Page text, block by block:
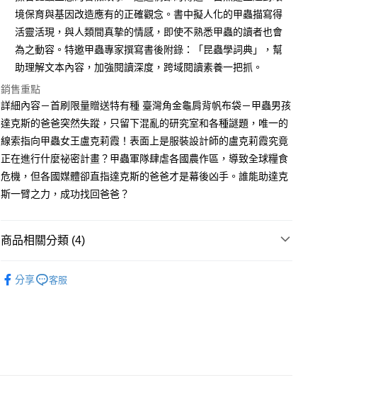
Apple Pay
街口支付
悠遊付
ATM付款
運送方式
全家取貨付款
每筆NT$50，滿NT$499(含以上)免運費
每筆NT$50，滿NT$499(含以上)免運費
每筆NT$60，滿NT$799(含以上)免運費
境保育與基因改造應有的正確觀念。書中擬人化的甲蟲描寫得
活靈活現，與人類間真摯的情感，即使不熟悉甲蟲的讀者也會
為之動容。特邀甲蟲專家撰寫書後附錄：「昆蟲學詞典」，幫
助理解文本內容，加強閱讀深度，跨域閱讀素養一把抓。
銷售重點
詳細內容－首刷限量贈送特有種 臺灣角金龜肩背帆布袋－甲蟲男孩
達克斯的爸爸突然失蹤，只留下混亂的研究室和各種謎題，唯一的
線索指向甲蟲女王盧克莉霞！表面上是服裝設計師的盧克莉霞究竟
正在進行什麼祕密計畫？甲蟲軍隊肆虐各國農作區，導致全球糧食
危機，但各國媒體卻直指達克斯的爸爸才是幕後凶手。誰能助達克
斯一臂之力，成功找回爸爸？
商品相關分類 (4)
分享 客服